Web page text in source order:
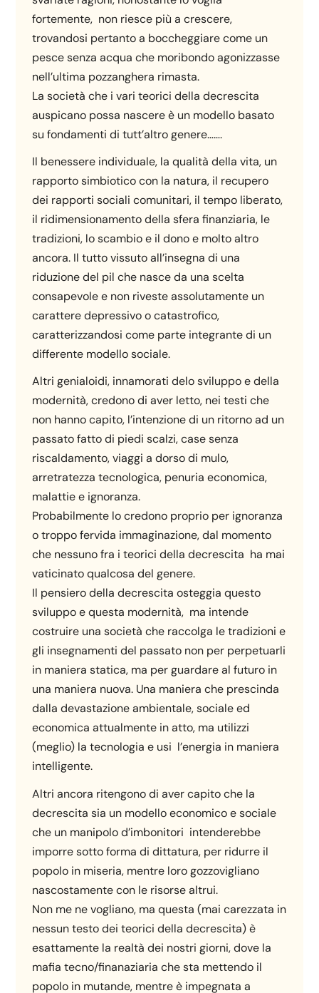
fortemente, non riesce più a crescere,
trovandosi pertanto a boccheggiare come un
pesce senza acqua che moribondo agonizzasse
nell’ultima pozzanghera rimasta.
La società che i vari teorici della decrescita
auspicano possa nascere è un modello basato
su fondamenti di tutt’altro genere…….
Il benessere individuale, la qualità della vita, un
rapporto simbiotico con la natura, il recupero
dei rapporti sociali comunitari, il tempo liberato,
il ridimensionamento della sfera finanziaria, le
tradizioni, lo scambio e il dono e molto altro
ancora. Il tutto vissuto all’insegna di una
riduzione del pil che nasce da una scelta
consapevole e non riveste assolutamente un
carattere depressivo o catastrofico,
caratterizzandosi come parte integrante di un
differente modello sociale.
Altri genialoidi, innamorati delo sviluppo e della
modernità, credono di aver letto, nei testi che
non hanno capito, l’intenzione di un ritorno ad un
passato fatto di piedi scalzi, case senza
riscaldamento, viaggi a dorso di mulo,
arretratezza tecnologica, penuria economica,
malattie e ignoranza.
Probabilmente lo credono proprio per ignoranza
o troppo fervida immaginazione, dal momento
che nessuno fra i teorici della decrescita ha mai
vaticinato qualcosa del genere.
Il pensiero della decrescita osteggia questo
sviluppo e questa modernità, ma intende
costruire una società che raccolga le tradizioni e
gli insegnamenti del passato non per perpetuarli
in maniera statica, ma per guardare al futuro in
una maniera nuova. Una maniera che prescinda
dalla devastazione ambientale, sociale ed
economica attualmente in atto, ma utilizzi
(meglio) la tecnologia e usi l’energia in maniera
intelligente.
Altri ancora ritengono di aver capito che la
decrescita sia un modello economico e sociale
che un manipolo d’imbonitori intenderebbe
imporre sotto forma di dittatura, per ridurre il
popolo in miseria, mentre loro gozzovigliano
nascostamente con le risorse altrui.
Non me ne vogliano, ma questa (mai carezzata in
nessun testo dei teorici della decrescita) è
esattamente la realtà dei nostri giorni, dove la
mafia tecno/finanaziaria che sta mettendo il
popolo in mutande, mentre è impegnata a